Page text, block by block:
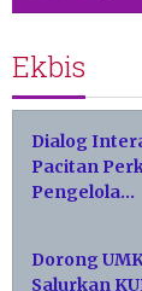
Ekbis
Dialog
Pacitan
Pengelola…
Dorong
Salurkan